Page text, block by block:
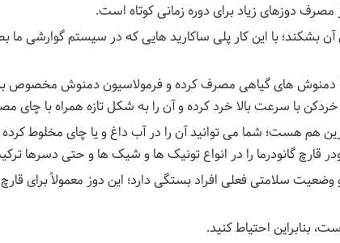
دوزهای زیاد برای دوره زمانی کوتاه است.
آن بشکند؛ با این کار پلی ساکارید هایی که در سیستم گوارشی ما
دمنوش های گیاهی مصرف کرده و فرمولاسیون دمنوش مخصوص
با سرعت بالا خرد کرده و آن را به شکل تازه همراه با چای
هم هست؛ شما می توانید آن را در آب داغ و یا چای مخلوط
قارچ گانودرما را در انواع تونیک ها و شیک ها و حتی دسرها
بنابراین احتیاط کنید.